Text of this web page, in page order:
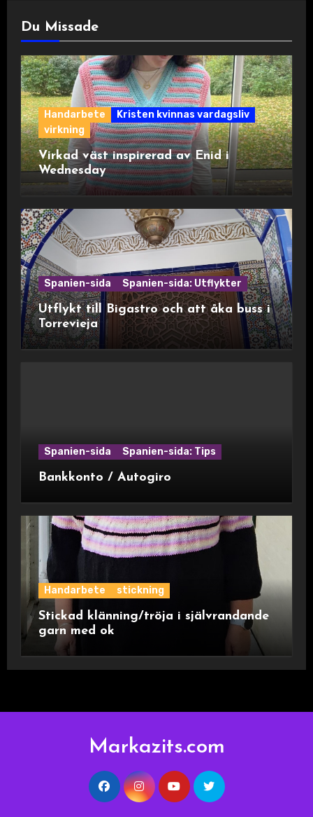
Du Missade
Handarbete
Kristen kvinnas vardagsliv
virkning
Virkad väst inspirerad av Enid i
Wednesday
Spanien-sida Spanien-sida: Utflykter
Utflykt till Bigastro och att åka buss i
Torrevieja
Spanien-sida Spanien-sida: Tips
Bankkonto / Autogiro
Handarbete stickning
Stickad klänning/tröja i självrandande
garn med ok
Markazits.com